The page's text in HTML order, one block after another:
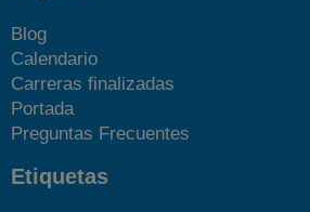
Blog
Calendario
Carreras finalizadas
Portada
Preguntas Frecuentes
Etiquetas